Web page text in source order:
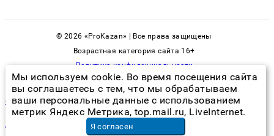
© 2026 «ProKazan» | Все права защищены
Возрастная категория сайта 16+
Политика конфиденциальности
фото вонючки
древо жизни тату фото
Мы используем cookie. Во время посещения сайта
вы соглашаетесь с тем, что мы обрабатываем
ваши персональные данные с использованием
метрик Яндекс Метрика, top.mail.ru, LiveInternet.
Я согласен